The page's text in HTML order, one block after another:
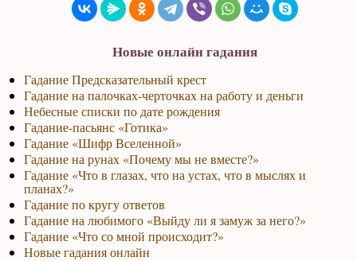
Новые онлайн гадания
Гадание Предсказательный крест
Гадание на палочках-черточках на работу и деньги
Небесные списки по дате рождения
Гадание-пасьянс «Готика»
Гадание «Шифр Вселенной»
Гадание на рунах «Почему мы не вместе?»
Гадание «Что в глазах, что на устах, что в мыслях и
планах?»
Гадание по кругу ответов
Гадание на любимого «Выйду ли я замуж за него?»
Гадание «Что со мной происходит?»
Новые гадания онлайн